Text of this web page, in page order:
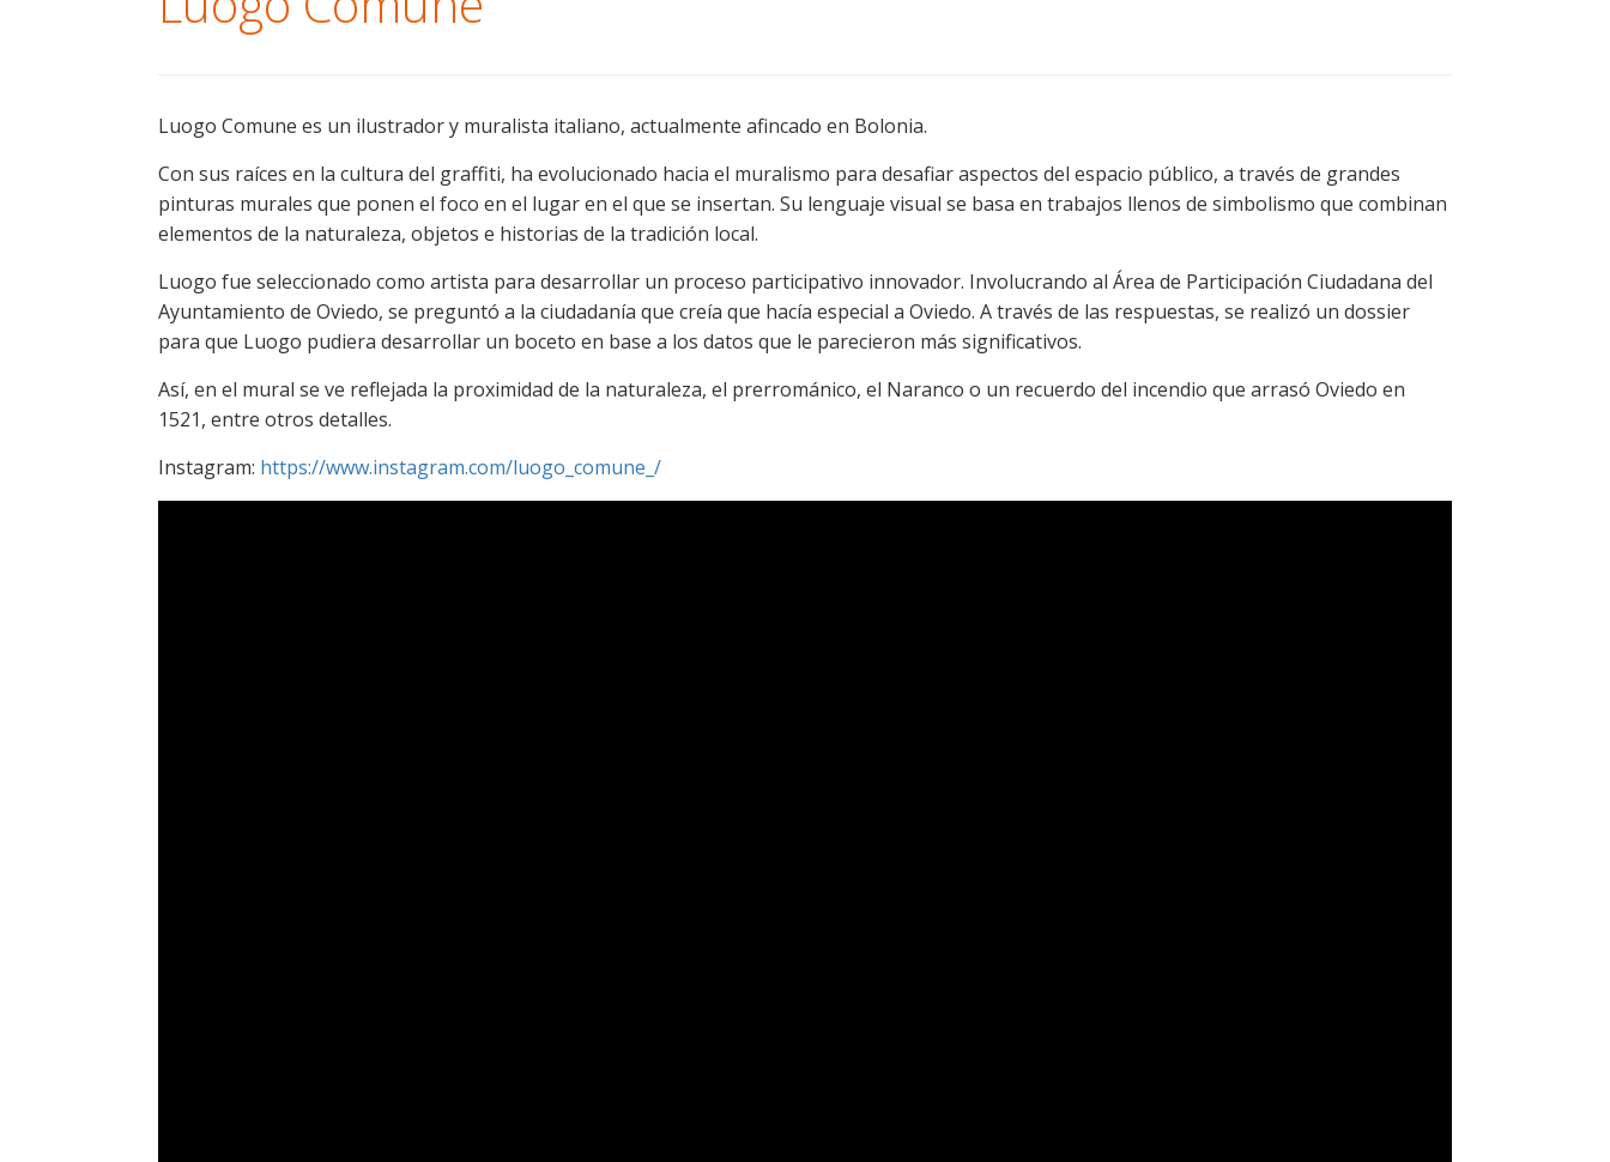
Luogo Comune es un ilustrador y muralista italiano, actualmente afincado en Bolonia.
Con sus raíces en la cultura del graffiti, ha evolucionado hacia el muralismo para desafiar aspectos del espacio público, a través de grandes
pinturas murales que ponen el foco en el lugar en el que se insertan. Su lenguaje visual se basa en trabajos llenos de simbolismo que combinan
elementos de la naturaleza, objetos e historias de la tradición local.
Luogo fue seleccionado como artista para desarrollar un proceso participativo innovador. Involucrando al Área de Participación Ciudadana del
Ayuntamiento de Oviedo, se preguntó a la ciudadanía que creía que hacía especial a Oviedo. A través de las respuestas, se realizó un dossier
para que Luogo pudiera desarrollar un boceto en base a los datos que le parecieron más significativos.
Así, en el mural se ve reflejada la proximidad de la naturaleza, el prerrománico, el Naranco o un recuerdo del incendio que arrasó Oviedo en
1521, entre otros detalles.
Instagram: https://www.instagram.com/luogo_comune_/